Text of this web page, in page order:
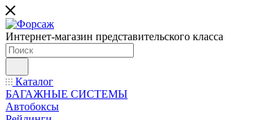
Интернет-магазин представительского класса
Каталог
БАГАЖНЫЕ СИСТЕМЫ
Автобоксы